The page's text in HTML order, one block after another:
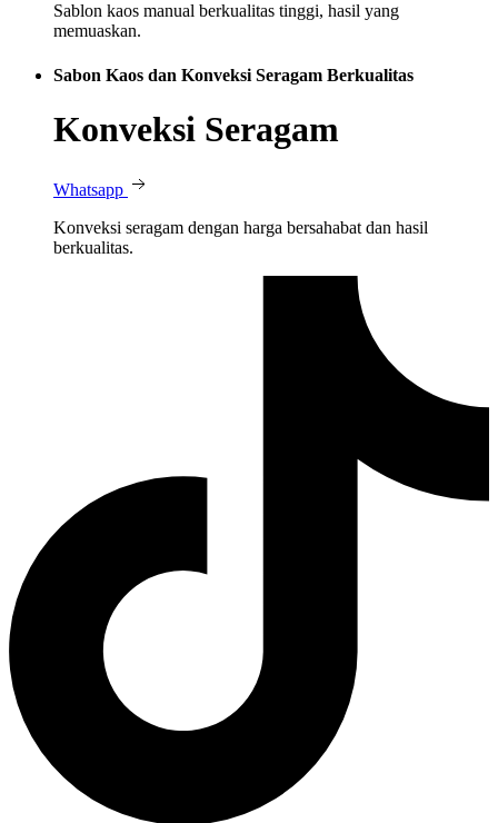
Sablon kaos manual berkualitas tinggi, hasil yang
memuaskan.
Sabon Kaos dan Konveksi Seragam Berkualitas
Konveksi Seragam
Whatsapp
Konveksi seragam dengan harga bersahabat dan hasil
berkualitas.